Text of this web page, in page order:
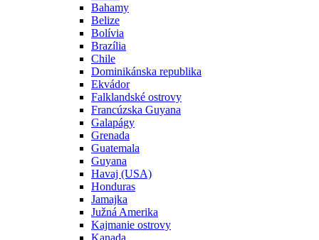
Bahamy
Belize
Bolívia
Brazília
Chile
Dominikánska republika
Ekvádor
Falklandské ostrovy
Francúzska Guyana
Galapágy
Grenada
Guatemala
Guyana
Havaj (USA)
Honduras
Jamajka
Južná Amerika
Kajmanie ostrovy
Kanada